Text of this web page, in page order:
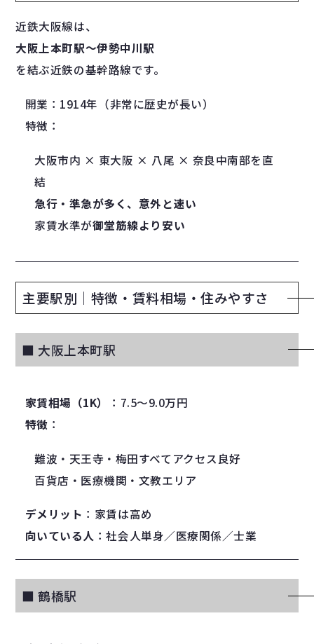
近鉄大阪線は、
大阪上本町駅〜伊勢中川駅
を結ぶ近鉄の基幹路線です。
開業：1914年（非常に歴史が長い）
特徴：
大阪市内 × 東大阪 × 八尾 × 奈良中南部を直
結
急行・準急が多く、意外と速い
家賃水準が御堂筋線より安い
主要駅別｜特徴・賃料相場・住みやすさ
■ 大阪上本町駅
家賃相場（1K）
：7.5〜9.0万円
特徴 ：
難波・天王寺・梅田すべてアクセス良好
百貨店・医療機関・文教エリア
デメリット ：家賃は高め
向いている人 ：社会人単身／医療関係／士業
■ 鶴橋駅